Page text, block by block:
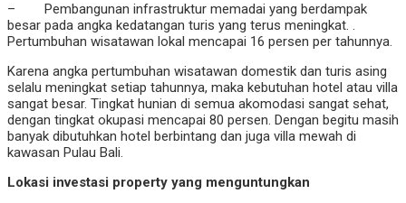
– Pembangunan infrastruktur memadai yang berdampak
besar pada angka kedatangan turis yang terus meningkat. .
Pertumbuhan wisatawan lokal mencapai 16 persen per tahunnya.
Karena angka pertumbuhan wisatawan domestik dan turis asing
selalu meningkat setiap tahunnya, maka kebutuhan hotel atau villa
sangat besar. Tingkat hunian di semua akomodasi sangat sehat,
dengan tingkat okupasi mencapai 80 persen. Dengan begitu masih
banyak dibutuhkan hotel berbintang dan juga villa mewah di
kawasan Pulau Bali.
Lokasi investasi property yang menguntungkan